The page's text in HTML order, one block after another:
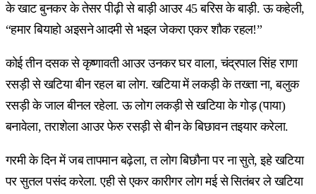
के खाट बुनकर के तेसर पीढ़ी से बाड़ी आउर 45 बरिस के बाड़ी. ऊ कहेली,
“हमार बियाहो अइसने आदमी से भइल जेकरा एकर शौक रहल!”
कोई तीन दसक से कृष्णावती आउर उनकर घर वाला, चंद्रपाल सिंह राणा
रसड़ी से खटिया बीन रहल बा लोग. खटिया में लकड़ी के तख्ता ना, बलुक
रसड़ी के जाल बीनल रहेला. ऊ लोग लकड़ी से खटिया के गोड़ (पाया)
बनावेला, तराशेला आउर फेरु रसड़ी से बीन के बिछावन तइयार करेला.
गरमी के दिन में जब तापमान बढ़ेला, त लोग बिछौना पर ना सुते, इहे खटिया
पर सुतल पसंद करेला. एही से एकर कारीगर लोग मई से सितंबर ले खटिया